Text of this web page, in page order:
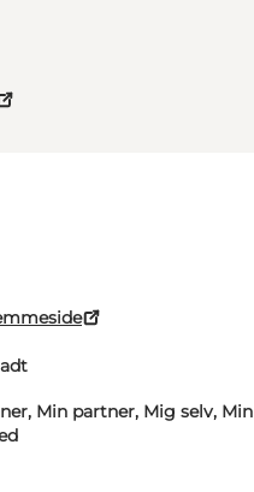
Min partner, Mig selv, Min